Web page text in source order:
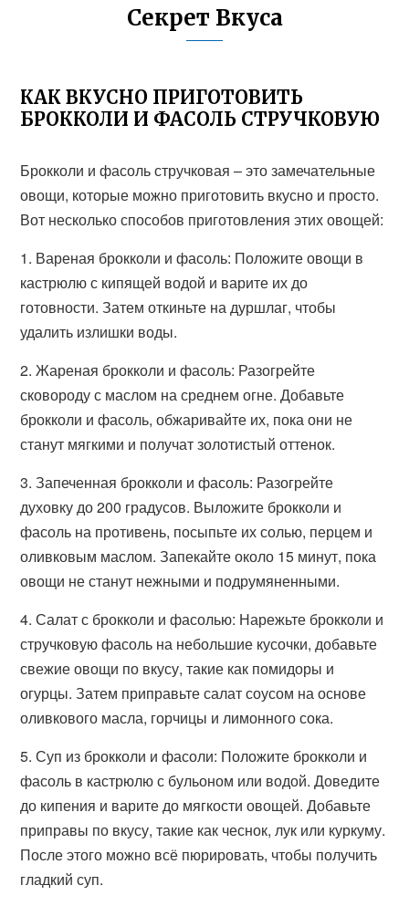
Секрет Вкуса
КАК ВКУСНО ПРИГОТОВИТЬ
БРОККОЛИ И ФАСОЛЬ СТРУЧКОВУЮ
Брокколи и фасоль стручковая – это замечательные
овощи, которые можно приготовить вкусно и просто.
Вот несколько способов приготовления этих овощей:
1. Вареная брокколи и фасоль: Положите овощи в
кастрюлю с кипящей водой и варите их до
готовности. Затем откиньте на дуршлаг, чтобы
удалить излишки воды.
2. Жареная брокколи и фасоль: Разогрейте
сковороду с маслом на среднем огне. Добавьте
брокколи и фасоль, обжаривайте их, пока они не
станут мягкими и получат золотистый оттенок.
3. Запеченная брокколи и фасоль: Разогрейте
духовку до 200 градусов. Выложите брокколи и
фасоль на противень, посыпьте их солью, перцем и
оливковым маслом. Запекайте около 15 минут, пока
овощи не станут нежными и подрумяненными.
4. Салат с брокколи и фасолью: Нарежьте брокколи и
стручковую фасоль на небольшие кусочки, добавьте
свежие овощи по вкусу, такие как помидоры и
огурцы. Затем приправьте салат соусом на основе
оливкового масла, горчицы и лимонного сока.
5. Суп из брокколи и фасоли: Положите брокколи и
фасоль в кастрюлю с бульоном или водой. Доведите
до кипения и варите до мягкости овощей. Добавьте
приправы по вкусу, такие как чеснок, лук или куркуму.
После этого можно всё пюрировать, чтобы получить
гладкий суп.